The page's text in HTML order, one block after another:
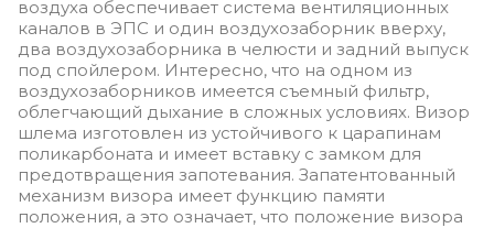
воздуха обеспечивает система вентиляционных
каналов в ЭПС и один воздухозаборник вверху,
два воздухозаборника в челюсти и задний выпуск
под спойлером. Интересно, что на одном из
воздухозаборников имеется съемный фильтр,
облегчающий дыхание в сложных условиях. Визор
шлема изготовлен из устойчивого к царапинам
поликарбоната и имеет вставку с замком для
предотвращения запотевания. Запатентованный
механизм визора имеет функцию памяти
положения, а это означает, что положение визора